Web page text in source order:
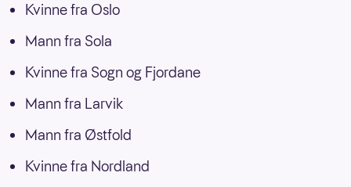
Kvinne fra Oslo
Mann fra Sola
Kvinne fra Sogn og Fjordane
Mann fra Larvik
Mann fra Østfold
Kvinne fra Nordland